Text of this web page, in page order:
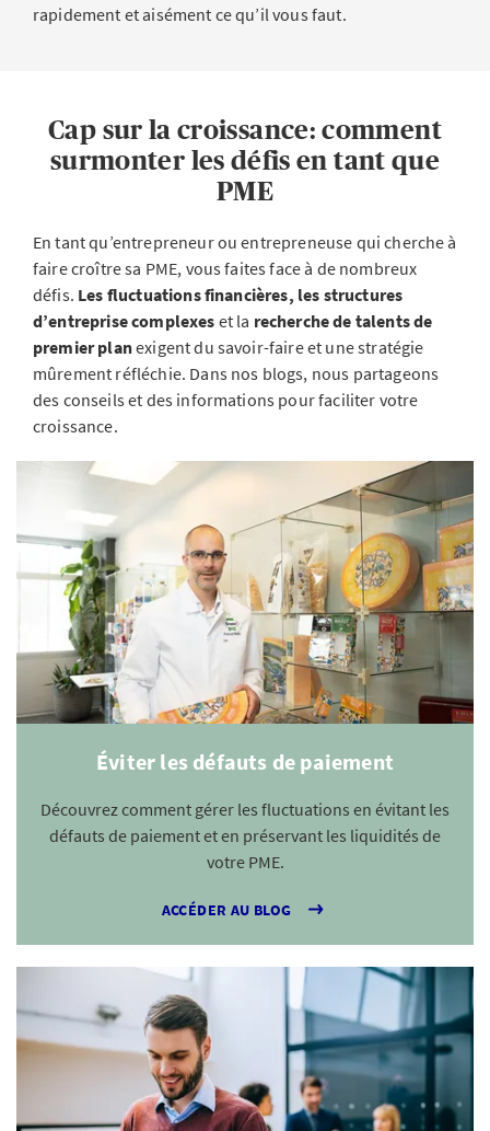
rapidement et aisément ce qu’il vous faut.
Cap sur la croissance: comment
surmonter les défis en tant que
PME
En tant qu’entrepreneur ou entrepreneuse qui cherche à
faire croître sa PME, vous faites face à de nombreux
défis. Les fluctuations financières, les structures
d’entreprise complexes et la recherche de talents de
premier planexigent du savoir-faire et une stratégie
mûrement réfléchie. Dans nos blogs, nous partageons
des conseils et des informations pour faciliter votre
croissance.
Éviter les défauts de paiement
Découvrez comment gérer les fluctuations en évitant les
défauts de paiement et en préservant les liquidités de
votre PME.
ACCÉDER AU BLOG